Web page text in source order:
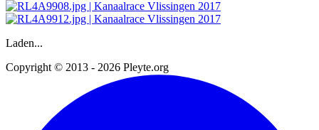
Laden...
Copyright © 2013 - 2026 Pleyte.org